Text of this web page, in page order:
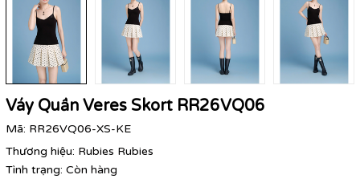
Váy Quần Veres Skort RR26VQ06
Mã: RR26VQ06-XS-KE
Thương hiệu: Rubies Rubies
Tình trạng: Còn hàng